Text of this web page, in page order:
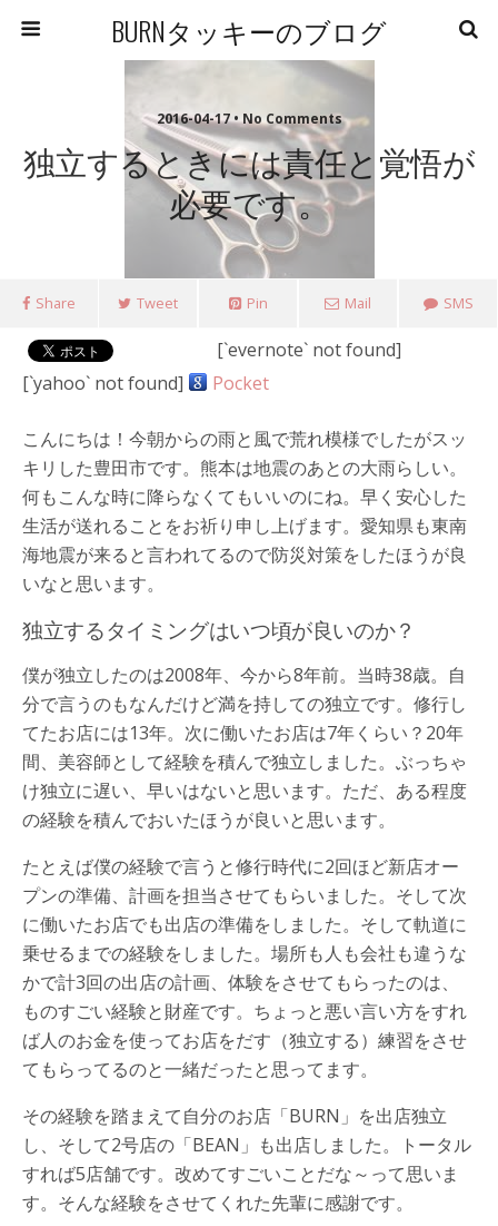
BURNタッキーのブログ
2016-04-17 • No Comments
独立するときには責任と覚悟が
必要です。
Share Tweet Pin Mail SMS
[`evernote` not found]
[`yahoo` not found]
Pocket
こんにちは！今朝からの雨と風で荒れ模様でしたがスッ
キリした豊田市です。熊本は地震のあとの大雨らしい。
何もこんな時に降らなくてもいいのにね。早く安心した
生活が送れることをお祈り申し上げます。愛知県も東南
海地震が来ると言われてるので防災対策をしたほうが良
いなと思います。
独立するタイミングはいつ頃が良いのか？
僕が独立したのは2008年、今から8年前。当時38歳。自
分で言うのもなんだけど満を持しての独立です。修行し
てたお店には13年。次に働いたお店は7年くらい？20年
間、美容師として経験を積んで独立しました。ぶっちゃ
け独立に遅い、早いはないと思います。ただ、ある程度
の経験を積んでおいたほうが良いと思います。
たとえば僕の経験で言うと修行時代に2回ほど新店オー
プンの準備、計画を担当させてもらいました。そして次
に働いたお店でも出店の準備をしました。そして軌道に
乗せるまでの経験をしました。場所も人も会社も違うな
かで計3回の出店の計画、体験をさせてもらったのは、
ものすごい経験と財産です。ちょっと悪い言い方をすれ
ば人のお金を使ってお店をだす（独立する）練習をさせ
てもらってるのと一緒だったと思ってます。
その経験を踏まえて自分のお店「BURN」を出店独立
し、そして2号店の「BEAN」も出店しました。トータル
すれば5店舗です。改めてすごいことだな～って思いま
す。そんな経験をさせてくれた先輩に感謝です。